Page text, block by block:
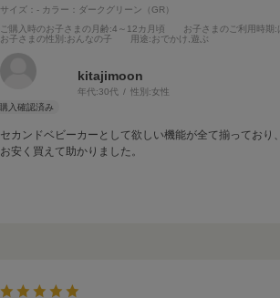
サイズ：- カラー：ダークグリーン（GR）
ご購入時のお子さまの月齢:4～12カ月頃 お子さまのご利用時期 :
お子さまの性別 :おんなの子 用途:おでかけ,遊ぶ
kitajimoon
年代:30代 性別:女性
セカンドベビーカーとして欲しい機能が全て揃っており
お安く買えて助かりました。